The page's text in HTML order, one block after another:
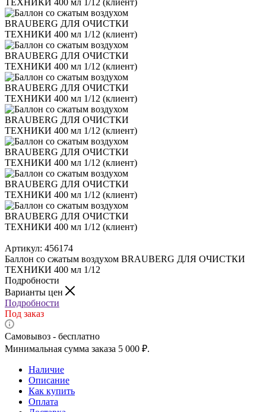
Артикул: 456174
Баллон со сжатым воздухом BRAUBERG ДЛЯ ОЧИСТКИ
ТЕХНИКИ 400 мл 1/12
Подробности
Варианты цен
Подробности
Под заказ
Самовывоз - бесплатно
Минимальная сумма заказа 5 000 ₽.
Наличие
Описание
Как купить
Оплата